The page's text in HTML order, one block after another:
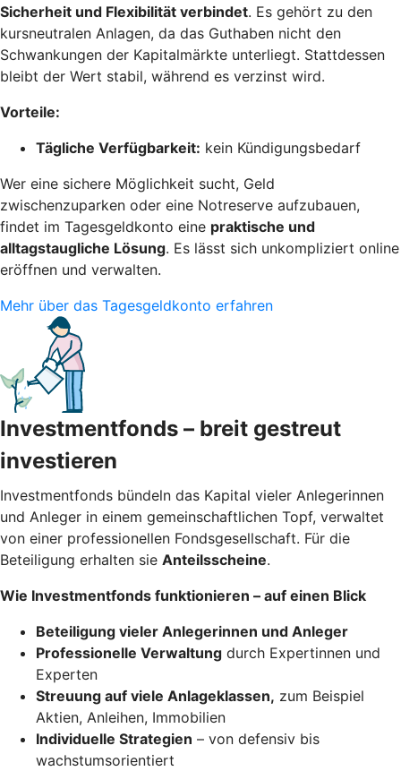
Sicherheit und Flexibilität verbindet. Es gehört zu den
kursneutralen Anlagen, da das Guthaben nicht den
Schwankungen der Kapitalmärkte unterliegt. Stattdessen
bleibt der Wert stabil, während es verzinst wird.
Vorteile:
Tägliche Verfügbarkeit: kein Kündigungsbedarf
Wer eine sichere Möglichkeit sucht, Geld
zwischenzuparken oder eine Notreserve aufzubauen,
findet im Tagesgeldkonto eine praktische und
alltagstaugliche Lösung. Es lässt sich unkompliziert online
eröffnen und verwalten.
Mehr über das Tagesgeldkonto erfahren
Investmentfonds – breit gestreut
investieren
Investmentfonds bündeln das Kapital vieler Anlegerinnen
und Anleger in einem gemeinschaftlichen Topf, verwaltet
von einer professionellen Fondsgesellschaft. Für die
Beteiligung erhalten sie Anteilsscheine.
Wie Investmentfonds funktionieren – auf einen Blick
Beteiligung vieler Anlegerinnen und Anleger
Professionelle Verwaltung durch Expertinnen und
Experten
Streuung auf viele Anlageklassen, zum Beispiel
Aktien, Anleihen, Immobilien
Individuelle Strategien – von defensiv bis
wachstumsorientiert